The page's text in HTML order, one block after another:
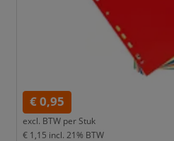
€ 0,95
excl. BTW per Stuk
€ 1,15 incl. 21% BTW